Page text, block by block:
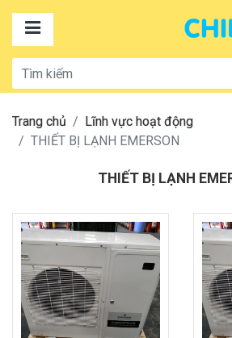
Trang chủ
Lĩnh vực hoạt động
THIẾT BỊ LẠNH EMERSON
THIẾT BỊ LẠNH